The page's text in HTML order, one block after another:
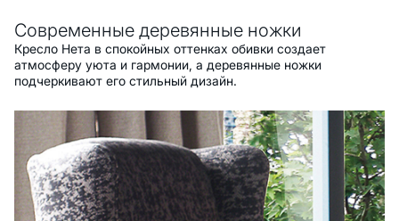
Современные деревянные ножки
Кресло Нета в спокойных оттенках обивки создает
атмосферу уюта и гармонии, а деревянные ножки
подчеркивают его стильный дизайн.